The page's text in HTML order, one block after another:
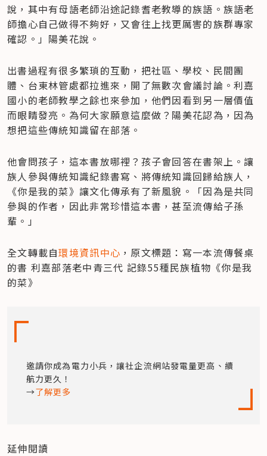
說，其中有母語老師沿途記錄耆老教導的族語。族語老
師擔心自己做得不夠好，又會往上找更厲害的族群專家
確認。」陽美花說。
出書過程有很多繁瑣的互動，把社區、學校、民間團
體、台東林管處都拉進來，開了無數次會議討論。利嘉
國小的老師教學之餘也來參加，他們因看到另一層價值
而眼睛發亮。為何大家願意這麼做？陽美花認為，因為
想把這些傳統知識留在部落。
他會問孩子，這本書放哪裡？孩子會回答在書架上。讓
族人參與傳統知識紀錄書寫、將傳統知識回歸給族人，
《你是我的菜》讓文化傳承有了新風貌。「因為是共同
參與的作者，因此非常珍惜這本書，甚至流傳給子孫
輩。」
全文轉載自環境資訊中心 ，原文標題：寫一本流傳餐桌
的書 利嘉部落老中青三代 記錄55種民族植物《你是我
的菜》
邀請你成為電力小兵，讓社企流網站發電量更高、續
航力更久！
→了解更多
延伸閱讀